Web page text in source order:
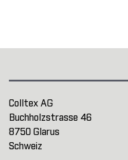
Colltex AG
Buchholzstrasse 46
8750 Glarus
Schweiz